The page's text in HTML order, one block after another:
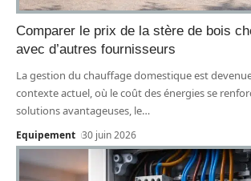
Comparer le prix de la stère de bois
avec d’autres fournisseurs
La gestion du chauffage domestique est
contexte actuel, où le coût des énergies se
solutions avantageuses, le…
Equipement 30 juin 2026